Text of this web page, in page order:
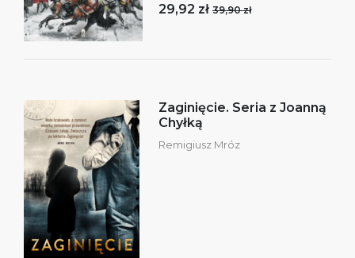
29,92 zł 39,90 zł
Zaginięcie. Seria z Joanną
Chyłką
Remigiusz Mróz